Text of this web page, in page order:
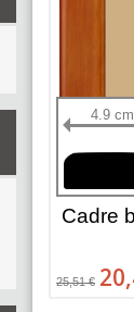
4.9 cm
Cadre
25,51 €